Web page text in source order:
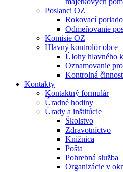
Poslanci OZ
Rokovací
Odmeňovanie
Komisie OZ
Hlavný kontrolór obce
Úlohy hlavného
Oznamovanie
Kontrolná
Kontakty
Kontaktný formulár
Úradné hodiny
Úrady a inštitúcie
Školstvo
Zdravotníctvo
Knižnica
Pošta
Pohrebná služba
Organizácie v